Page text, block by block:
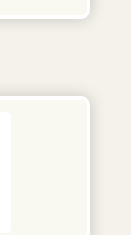
à vos
public
en
vos